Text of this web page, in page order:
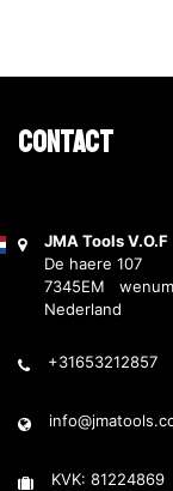
Contact
JMA Tools V.O.F
De haere 107
7345EM
Nederland
+31653212857
KVK: 81224869